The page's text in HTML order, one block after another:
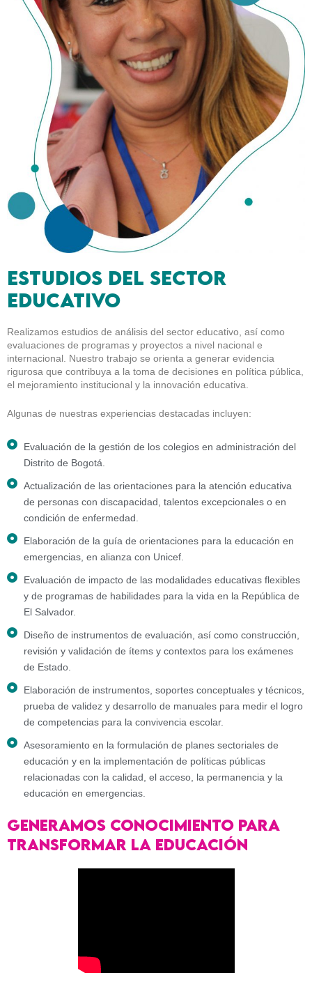
Estudios del sector
educativo
Realizamos estudios de análisis del sector educativo, así como
evaluaciones de programas y proyectos a nivel nacional e
internacional. Nuestro trabajo se orienta a generar evidencia
rigurosa que contribuya a la toma de decisiones en política pública,
el mejoramiento institucional y la innovación educativa.
Algunas de nuestras experiencias destacadas incluyen:
Evaluación de la gestión de los colegios en administración del
Distrito de Bogotá.
Actualización de las orientaciones para la atención educativa
de personas con discapacidad, talentos excepcionales o en
condición de enfermedad.
Elaboración de la guía de orientaciones para la educación en
emergencias, en alianza con Unicef.
Evaluación de impacto de las modalidades educativas flexibles
y de programas de habilidades para la vida en la República de
El Salvador.
Diseño de instrumentos de evaluación, así como construcción,
revisión y validación de ítems y contextos para los exámenes
de Estado.
Elaboración de instrumentos, soportes conceptuales y técnicos,
prueba de validez y desarrollo de manuales para medir el logro
de competencias para la convivencia escolar.
Asesoramiento en la formulación de planes sectoriales de
educación y en la implementación de políticas públicas
relacionadas con la calidad, el acceso, la permanencia y la
educación en emergencias.
Generamos conocimiento para
transformar la educación